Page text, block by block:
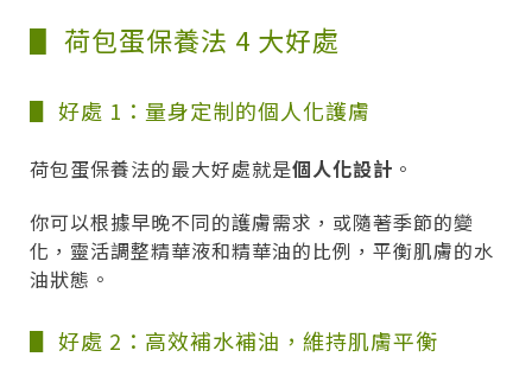
▋ 荷包蛋保養法 4 大好處
▋ 好處 1：量身定制的個人化護膚
荷包蛋保養法的最大好處就是個人化設計 。
你可以根據早晚不同的護膚需求，或隨著季節的變
化，靈活調整精華液和精華油的比例，平衡肌膚的水
油狀態。
▋ 好處 2：高效補水補油，維持肌膚平衡